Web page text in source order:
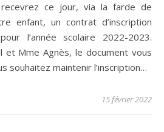
enfant, un contrat d’inscription
l’année scolaire 2022-2023.
et Mme Agnès, le document vous
souhaitez maintenir l’inscription…
15 février 2022